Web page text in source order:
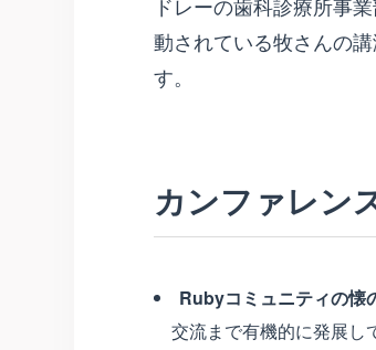
ドレーの歯科診療所事
動されている牧さんの
す。
カンファレン
Rubyコミュニティの懐
交流まで有機的に発展し